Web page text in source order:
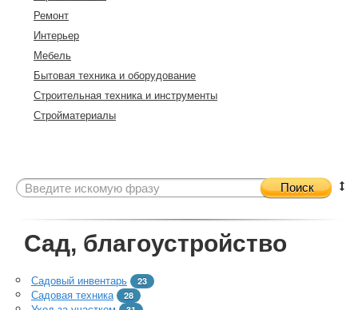
Ремонт
Интерьер
Мебель
Бытовая техника и оборудование
Строительная техника и инструменты
Стройматериалы
Поиск
Сад, благоустройство
Садовый инвентарь 23
Садовая техника 28